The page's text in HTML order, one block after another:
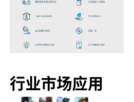
行业市场应用